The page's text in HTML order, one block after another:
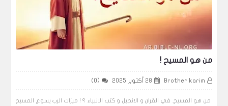
من هو المسيح !
Brother karim 28 أكتوبر 2025 (0)
من هو المسيح. في القران و الانجيل و كتب الانبياء ؟ ! ميزات الرب يسوع المسيح